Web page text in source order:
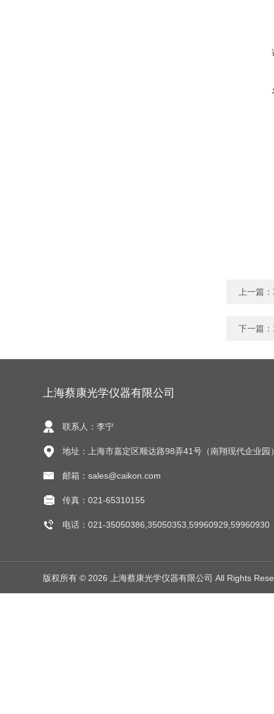
上一篇：
下一篇：
上海蔡康光学仪器有限公司
联系人：李宁
地址：上海市嘉定区顺达路98弄41号（南翔现代企业园
邮箱：sales@caikon.com
传真：021-65310155
电话：021-35050386,35050353,59960929,59960930
版权所有 © 2026 上海蔡康光学仪器有限公司 All Rights